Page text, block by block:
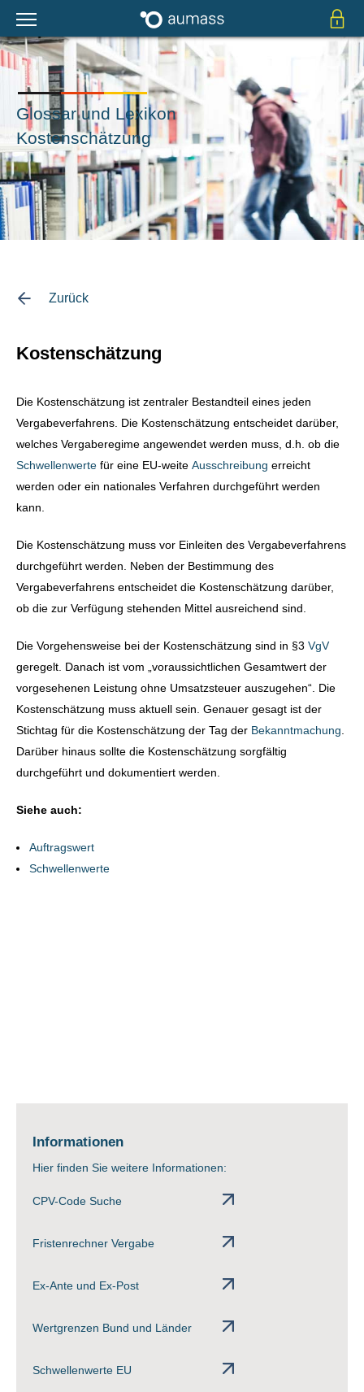
Glossar und Lexikon
Kostenschätzung
Zurück
Kostenschätzung
Die Kostenschätzung ist zentraler Bestandteil eines jeden
Vergabeverfahrens. Die Kostenschätzung entscheidet darüber,
welches Vergaberegime angewendet werden muss, d.h. ob die
Schwellenwerte für eine EU-weite Ausschreibung erreicht
werden oder ein nationales Verfahren durchgeführt werden
kann.
Die Kostenschätzung muss vor Einleiten des Vergabeverfahrens
durchgeführt werden. Neben der Bestimmung des
Vergabeverfahrens entscheidet die Kostenschätzung darüber,
ob die zur Verfügung stehenden Mittel ausreichend sind.
Die Vorgehensweise bei der Kostenschätzung sind in §3 VgV
geregelt. Danach ist vom „voraussichtlichen Gesamtwert der
vorgesehenen Leistung ohne Umsatzsteuer auszugehen“. Die
Kostenschätzung muss aktuell sein. Genauer gesagt ist der
Stichtag für die Kostenschätzung der Tag der Bekanntmachung
Darüber hinaus sollte die Kostenschätzung sorgfältig
durchgeführt und dokumentiert werden.
Siehe auch:
Auftragswert
Schwellenwerte
Informationen
Hier finden Sie weitere Informationen:
CPV-Code Suche
Fristenrechner Vergabe
Ex-Ante und Ex-Post
Wertgrenzen Bund und Länder
Schwellenwerte EU